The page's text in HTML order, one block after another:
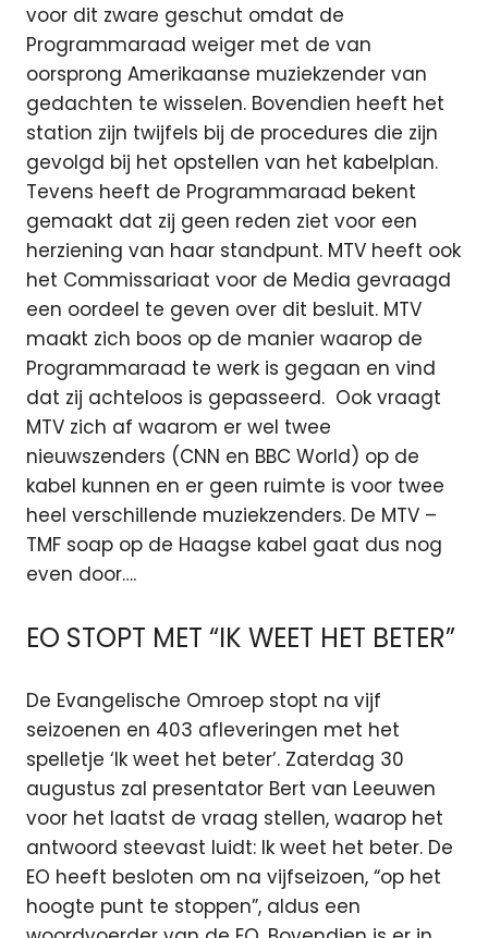
voor dit zware geschut omdat de
Programmaraad weiger met de van
oorsprong Amerikaanse muziekzender van
gedachten te wisselen. Bovendien heeft het
station zijn twijfels bij de procedures die zijn
gevolgd bij het opstellen van het kabelplan.
Tevens heeft de Programmaraad bekent
gemaakt dat zij geen reden ziet voor een
herziening van haar standpunt. MTV heeft ook
het Commissariaat voor de Media gevraagd
een oordeel te geven over dit besluit. MTV
maakt zich boos op de manier waarop de
Programmaraad te werk is gegaan en vind
dat zij achteloos is gepasseerd. Ook vraagt
MTV zich af waarom er wel twee
nieuwszenders (CNN en BBC World) op de
kabel kunnen en er geen ruimte is voor twee
heel verschillende muziekzenders. De MTV –
TMF soap op de Haagse kabel gaat dus nog
even door….
EO STOPT MET “IK WEET HET BETER”
De Evangelische Omroep stopt na vijf
seizoenen en 403 afleveringen met het
spelletje ‘Ik weet het beter’. Zaterdag 30
augustus zal presentator Bert van Leeuwen
voor het laatst de vraag stellen, waarop het
antwoord steevast luidt: Ik weet het beter. De
EO heeft besloten om na vijfseizoen, “op het
hoogte punt te stoppen”, aldus een